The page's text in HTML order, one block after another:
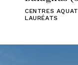
CENTRES
LAURÉATS